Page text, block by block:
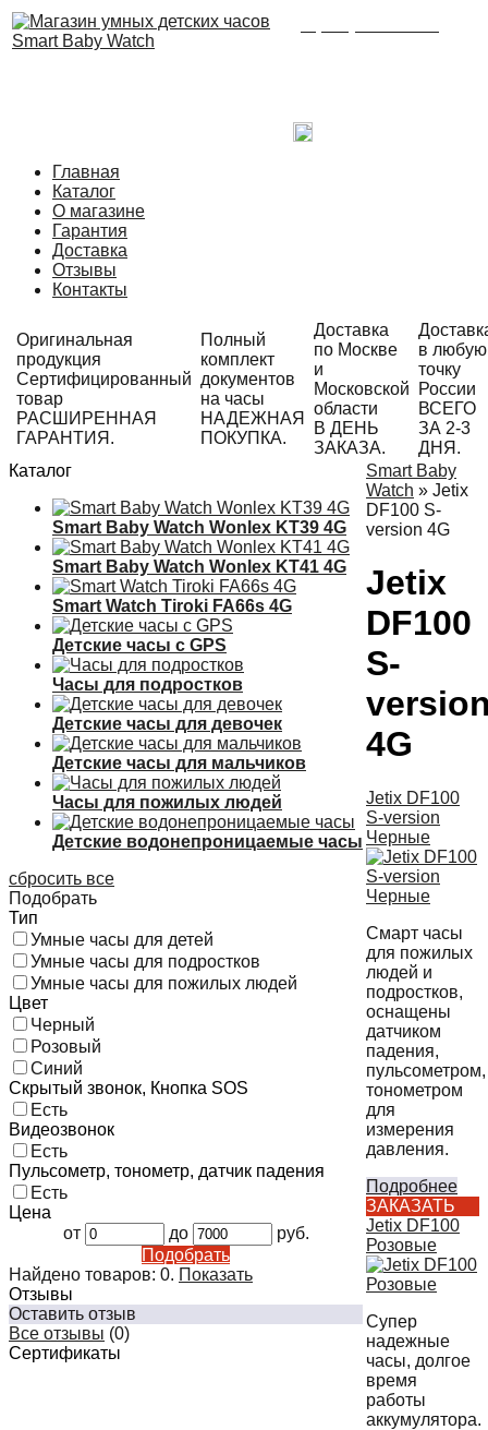
Главная
Каталог
О магазине
Гарантия
Доставка
Отзывы
Контакты
Оригинальная
продукция
Сертифицированный
товар
РАСШИРЕННАЯ
ГАРАНТИЯ.
Полный
комплект
документов
на часы
НАДЕЖНАЯ
ПОКУПКА.
Доставка
по Москве
и
Московской
области
В ДЕНЬ
ЗАКАЗА.
в любую
точку
России
ВСЕГО
ЗА 2-3
ДНЯ.
Каталог
Smart Baby Watch Wonlex KT39 4G
Smart Baby Watch Wonlex KT41 4G
Smart Watch Tiroki FA66s 4G
Детские часы с GPS
Часы для подростков
Детские часы для девочек
Детские часы для мальчиков
Часы для пожилых людей
Детские водонепроницаемые часы
сбросить все
Подобрать
Тип
Умные часы для детей
Умные часы для подростков
Умные часы для пожилых людей
Цвет
Черный
Розовый
Синий
Скрытый звонок, Кнопка SOS
Есть
Видеозвонок
Есть
Пульсометр, тонометр, датчик падения
Есть
Цена
от
до
руб.
Подобрать
Найдено товаров: 0. Показать
Отзывы
Оставить отзыв
Все отзывы (0)
Сертификаты
Smart Baby
Watch » Jetix
DF100 S-
version 4G
Jetix
DF100
S-
4G
Jetix DF100
S-version
Черные
Смарт часы
для пожилых
людей и
подростков,
оснащены
датчиком
падения,
пульсометром,
тонометром
для
измерения
давления.
Подробнее
ЗАКАЗАТЬ
Jetix DF100
Розовые
Супер
надежные
часы, долгое
время
работы
аккумулятора.